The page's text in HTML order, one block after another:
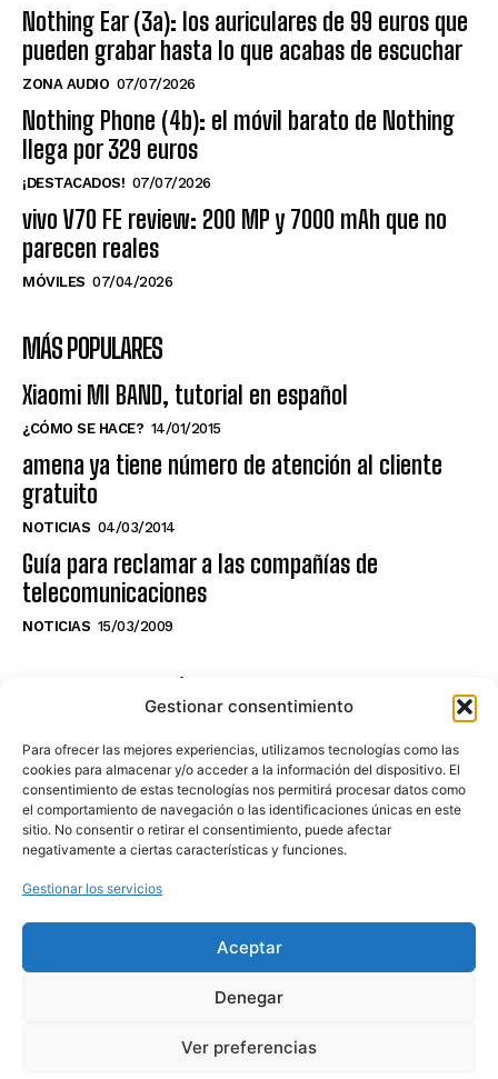
Gestionar consentimiento
Para ofrecer las mejores experiencias, utilizamos tecnologías como las
cookies para almacenar y/o acceder a la información del dispositivo. El
consentimiento de estas tecnologías nos permitirá procesar datos como
el comportamiento de navegación o las identificaciones únicas en este
sitio. No consentir o retirar el consentimiento, puede afectar
negativamente a ciertas características y funciones.
Gestionar los servicios
Aceptar
Denegar
Ver preferencias
Nothing Ear (3a): los auriculares de 99 euros que
pueden grabar hasta lo que acabas de escuchar
ZONA AUDIO 07/07/2026
Nothing Phone (4b): el móvil barato de Nothing
llega por 329 euros
¡DESTACADOS! 07/07/2026
vivo V70 FE review: 200 MP y 7000 mAh que no
parecen reales
MÓVILES 07/04/2026
MÁS POPULARES
Xiaomi MI BAND, tutorial en español
¿CÓMO SE HACE? 14/01/2015
amena ya tiene número de atención al cliente
gratuito
NOTICIAS 04/03/2014
Guía para reclamar a las compañías de
telecomunicaciones
NOTICIAS 15/03/2009
NO TE PIERDAS LO ÚLTIMO DEL CANAL
Haz clic en «Estoy de acuerdo» para
activar Youtube
POLÍTICA DE COOKIES